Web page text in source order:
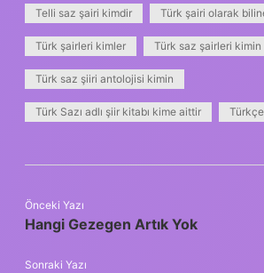
Telli saz şairi kimdir Türk şairi olarak
Türk şairleri kimler Türk saz şairleri kimin
Türk saz şiiri antolojisi kimin
Türk Sazı adlı şiir kitabı kime aittir
Önceki Yazı
Hangi Gezegen Artık Yok
Sonraki Yazı